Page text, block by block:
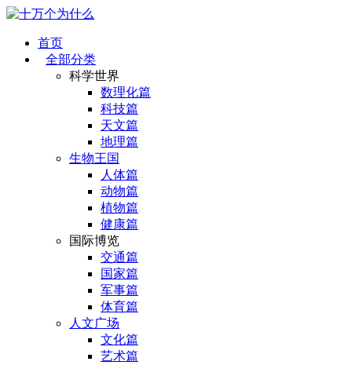
首页
全部分类
科学世界
数理化篇
科技篇
天文篇
地理篇
生物王国
人体篇
动物篇
植物篇
健康篇
国际博览
交通篇
国家篇
军事篇
体育篇
人文广场
文化篇
艺术篇